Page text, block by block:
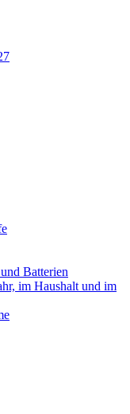
Batterien
im Haushalt und im